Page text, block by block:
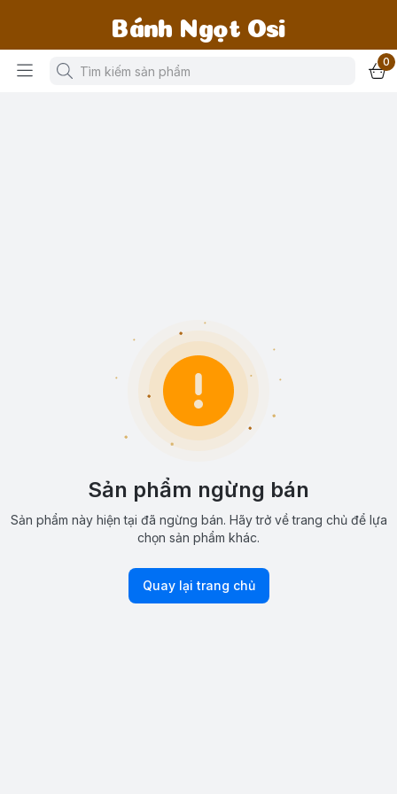
Bánh Ngọt Osi
0
Sản phẩm ngừng bán
Sản phẩm này hiện tại đã ngừng bán. Hãy trở về trang chủ để lựa
chọn sản phẩm khác.
Quay lại trang chủ